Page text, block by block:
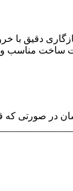
ساخت مناسب و
که